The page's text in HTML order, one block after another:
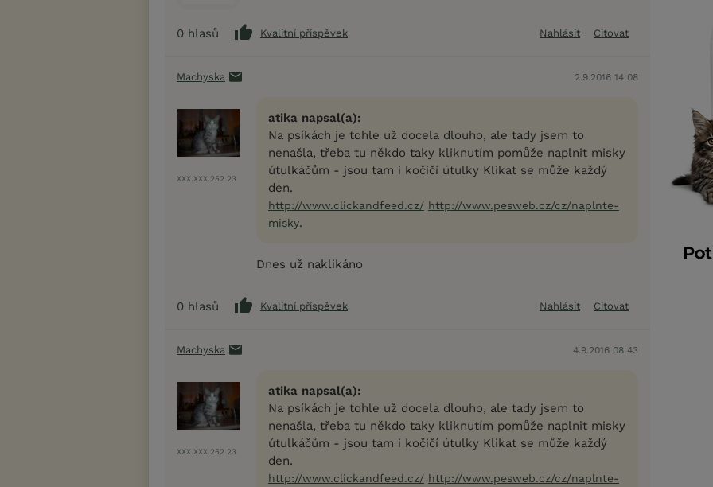
0 hlasů Kvalitní příspěvek Nahlásit Citovat
Machyska 2.9.2016 14:08
XXX.XXX.252.23
atika napsal(a):
Na psíkách je tohle už docela dlouho, ale tady jsem to
nenašla, třeba tu někdo taky kliknutím pomůže naplnit misky
útulkáčům - jsou tam i kočičí útulky Klikat se může každý
den.
http://www.clickandfeed.cz/ http://www.pesweb.cz/cz/naplnte-
misky.
Dnes už naklikáno
0 hlasů Kvalitní příspěvek Nahlásit Citovat
Machyska 4.9.2016 08:43
XXX.XXX.252.23
atika napsal(a):
Na psíkách je tohle už docela dlouho, ale tady jsem to
nenašla, třeba tu někdo taky kliknutím pomůže naplnit misky
útulkáčům - jsou tam i kočičí útulky Klikat se může každý
den.
http://www.clickandfeed.cz/ http://www.pesweb.cz/cz/naplnte-